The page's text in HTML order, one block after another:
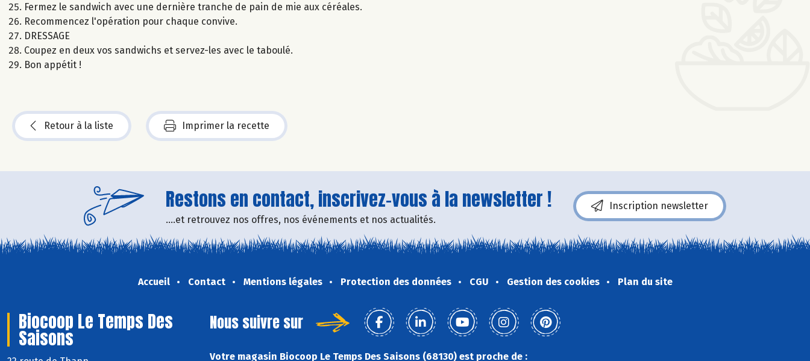
Fermez le sandwich avec une dernière tranche de pain de mie aux céréales.
Recommencez l'opération pour chaque convive.
DRESSAGE
Coupez en deux vos sandwichs et servez-les avec le taboulé.
Bon appétit !
Retour à la liste Imprimer la recette
Restons en contact, inscrivez-vous à la newsletter !
....et retrouvez nos offres, nos événements et nos actualités.
Inscription newsletter
Accueil Contact Mentions légales Protection des données CGU Gestion des cookies Plan du site
Biocoop Le Temps Des
Saisons
Nous suivre sur
Votre magasin Biocoop Le Temps Des Saisons (68130) est proche de :